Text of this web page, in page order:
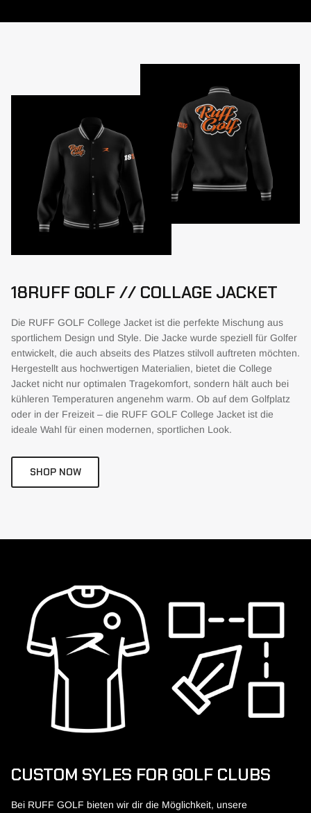
18RUFF GOLF // COLLAGE JACKET
Die RUFF GOLF College Jacket ist die perfekte Mischung aus
sportlichem Design und Style. Die Jacke wurde speziell für Golfer
entwickelt, die auch abseits des Platzes stilvoll auftreten möchten.
Hergestellt aus hochwertigen Materialien, bietet die College
Jacket nicht nur optimalen Tragekomfort, sondern hält auch bei
kühleren Temperaturen angenehm warm. Ob auf dem Golfplatz
oder in der Freizeit – die RUFF GOLF College Jacket ist die
ideale Wahl für einen modernen, sportlichen Look.
SHOP NOW
CUSTOM SYLES FOR GOLF CLUBS
Bei RUFF GOLF bieten wir dir die Möglichkeit, unsere